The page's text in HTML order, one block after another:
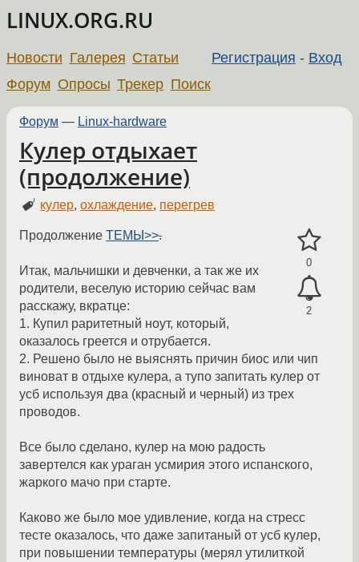
LINUX.ORG.RU
Регистрация - Вход
Новости Галерея Статьи
Форум Опросы Трекер Поиск
Форум — Linux-hardware
Кулер отдыхает
(продолжение)
кулер,охлаждение, перегрев
0
2
Продолжение ТЕМЫ>>.
Итак, мальчишки и девченки, а так же их
родители, веселую историю сейчас вам
расскажу, вкратце:
1. Купил раритетный ноут, который,
оказалось греется и отрубается.
2. Решено было не выяснять причин биос или чип
виноват в отдыхе кулера, а тупо запитать кулер от
усб используя два (красный и черный) из трех
проводов.
Все было сделано, кулер на мою радость
завертелся как ураган усмирия этого испанского,
жаркого мачо при старте.
Каково же было мое удивление, когда на стресс
тесте оказалось, что даже запитаный от усб кулер,
при повышении температуры (мерял утилиткой